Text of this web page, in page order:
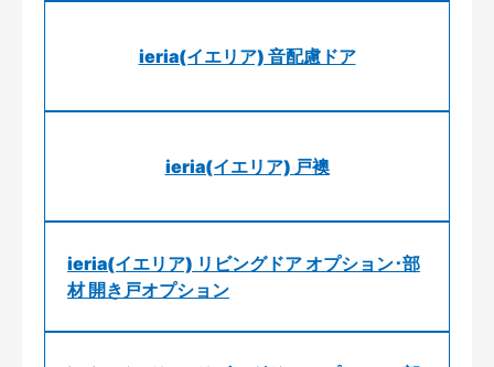
ieria(イエリア) 音配慮ドア
ieria(イエリア) 戸襖
ieria(イエリア) リビングドア オプション･部
材 開き戸オプション